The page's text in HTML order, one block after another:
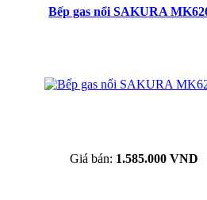
Bếp gas nổi SAKURA
Giá bán: 1.585.000 VND